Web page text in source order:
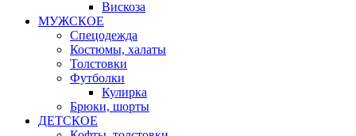
Вискоза
МУЖСКОЕ
Спецодежда
Костюмы, халаты
Толстовки
Футболки
Кулирка
Брюки, шорты
ДЕТСКОЕ